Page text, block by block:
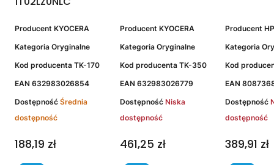
Producent KYOCERA
Kategoria Oryginalne
Kod producenta TK-170
EAN 632983026854
Dostępność Średnia
dostępność
188,19 zł
Producent KYOCERA
Kategoria Oryginalne
Kod producenta TK-350
EAN 632983026779
Dostępność Niska
dostępność
461,25 zł
Producent HP
Kategoria
Kod
EAN
Dostępność
dostępność
389,91 zł